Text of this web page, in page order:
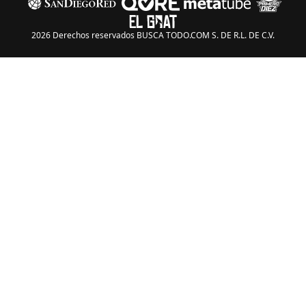
2026 Derechos reservados BUSCA TODO.COM S. DE R.L. DE C.V.